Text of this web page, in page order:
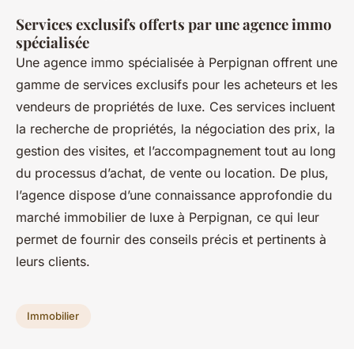
Services exclusifs offerts par une agence immo
spécialisée
Une agence immo spécialisée à Perpignan offrent une
gamme de services exclusifs pour les acheteurs et les
vendeurs de propriétés de luxe. Ces services incluent
la recherche de propriétés, la négociation des prix, la
gestion des visites, et l’accompagnement tout au long
du processus d’achat, de vente ou location. De plus,
l’agence dispose d’une connaissance approfondie du
marché immobilier de luxe à Perpignan, ce qui leur
permet de fournir des conseils précis et pertinents à
leurs clients.
Immobilier